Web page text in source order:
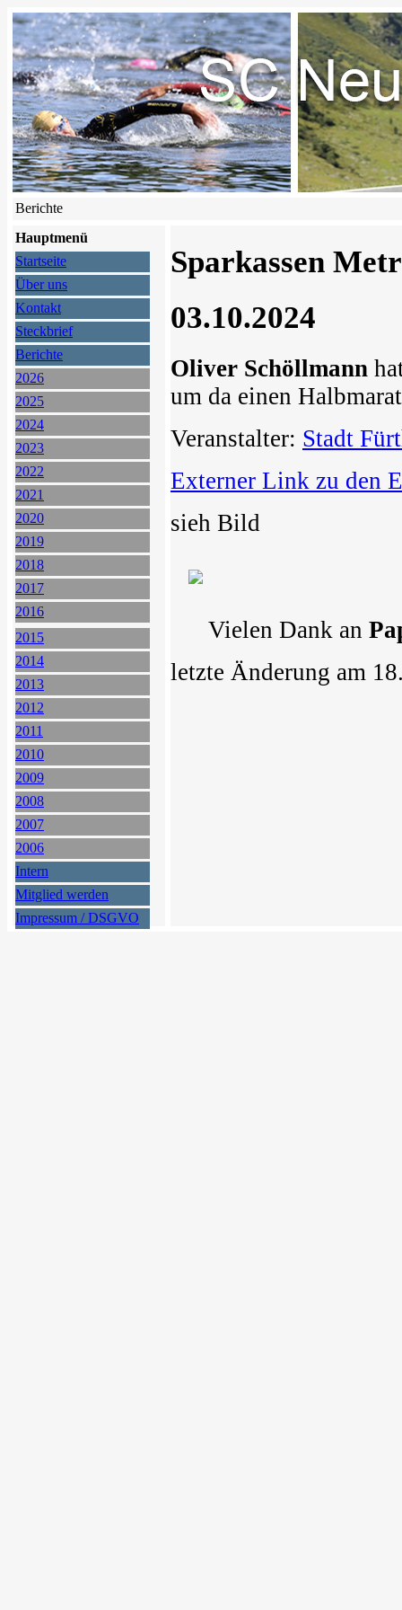
Berichte
Hauptmenü
Startseite
Über uns
Kontakt
Steckbrief
Berichte
2026
2025
2024
2023
2022
2021
2020
2019
2018
2017
2016
2015
2014
2013
2012
2011
2010
2009
2008
2007
2006
Intern
Mitglied werden
Impressum / DSGVO
Sparkassen
03.10.2024
Oliver Schöllmann
um da einen
Veranstalter: Stadt
Externer Link zu den
sieh Bild
Vielen Dank an
letzte Änderung am